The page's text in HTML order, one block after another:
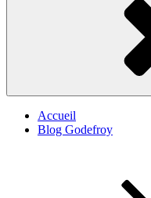
Accueil
Blog Godefroy